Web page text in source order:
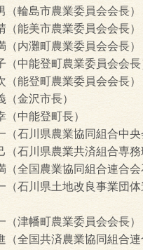
業委員会会長）
業委員会会長）
業委員会会長）
農業委員会会長
業委員会会長）
市長）
町長）
協同組合中央会代
業共済組合専務
組合連合会石川
改良事業団体連合
町農業委員会会長）
協同組合連合会